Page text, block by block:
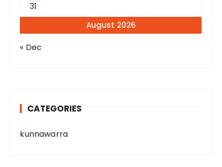
August 2026
31
« Dec
CATEGORIES
kunnawarra